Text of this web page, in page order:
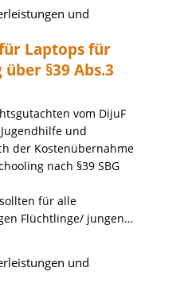
und
Laptops für
§39 Abs.3
vom DijuF
und
der Kostenübernahme
nach §39 SBG
sollten für alle
Flüchtlinge/ jungen…
und